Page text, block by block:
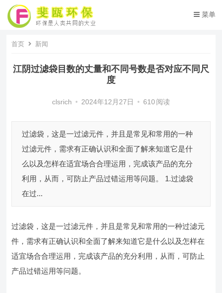
菜单
首页 新闻
江阴过滤袋目数的丈量和不同号数是否对应不同尺
度
clsrich • 2024年12月27日 • 610 阅读
过滤袋，这是一过滤元件，并且是常见和常用的一种
过滤元件，需求有正确认识和全面了解来知道它是什
么以及怎样在适宜场合合理运用，完成该产品的充分
利用，从而，可防止产品过错运用等问题。 1.过滤袋
在过...
过滤袋，这是一过滤元件，并且是常见和常用的一种过滤元
件，需求有正确认识和全面了解来知道它是什么以及怎样在
适宜场合合理运用，完成该产品的充分利用，从而，可防止
产品过错运用等问题。